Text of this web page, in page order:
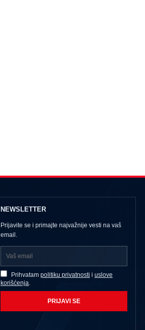
NEWSLETTER
Prijavite se i primajte najvažnije vesti na vaš
email.
Prihvatam politiku privatnosti i uslove
korišćenja.
PRIJAVI SE